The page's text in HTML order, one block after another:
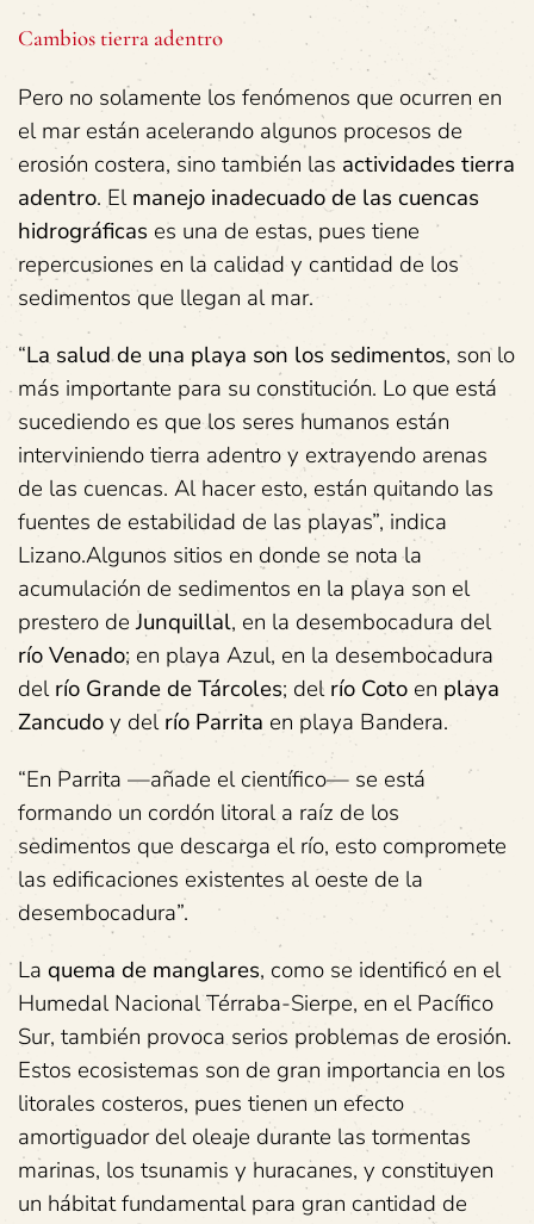
Cambios tierra adentro
Pero no solamente los fenómenos que ocurren en
el mar están acelerando algunos procesos de
erosión costera, sino también las actividades tierra
adentro. Elmanejo inadecuado de las cuencas
hidrográficas es una de estas, pues tiene
repercusiones en la calidad y cantidad de los
sedimentos que llegan al mar.
“La salud de una playa son los sedimentos, son lo
más importante para su constitución. Lo que está
sucediendo es que los seres humanos están
interviniendo tierra adentro y extrayendo arenas
de las cuencas. Al hacer esto, están quitando las
fuentes de estabilidad de las playas”, indica
Lizano.Algunos sitios en donde se nota la
acumulación de sedimentos en la playa son el
prestero deJunquillal, en la desembocadura del
río Venado; en playa Azul, en la desembocadura
delrío Grande de Tárcoles; delrío Coto en playa
Zancudoy delrío Parrita en playa Bandera.
“En Parrita —añade el científico— se está
formando un cordón litoral a raíz de los
sedimentos que descarga el río, esto compromete
las edificaciones existentes al oeste de la
desembocadura”.
La quema de manglares, como se identificó en el
Humedal Nacional Térraba-Sierpe, en el Pacífico
Sur, también provoca serios problemas de erosión.
Estos ecosistemas son de gran importancia en los
litorales costeros, pues tienen un efecto
amortiguador del oleaje durante las tormentas
marinas, los tsunamis y huracanes, y constituyen
un hábitat fundamental para gran cantidad de